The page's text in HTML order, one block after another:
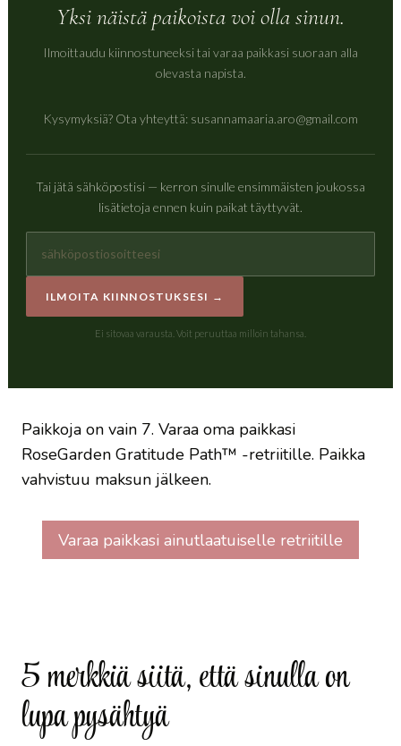
Yksi näistä paikoista voi olla sinun.
Ilmoittaudu kiinnostuneeksi tai varaa paikkasi suoraan alla
olevasta napista.
Kysymyksiä? Ota yhteyttä: susannamaaria.aro@gmail.com
Tai jätä sähköpostisi — kerron sinulle ensimmäisten joukossa
lisätietoja ennen kuin paikat täyttyvät.
ILMOITA KIINNOSTUKSESI →
Ei sitovaa varausta. Voit peruuttaa milloin tahansa.
Paikkoja on vain 7. Varaa oma paikkasi
RoseGarden Gratitude Path™ -retriitille. Paikka
vahvistuu maksun jälkeen.
Varaa paikkasi ainutlaatuiselle retriitille
5 merkkiä siitä, että sinulla on
lupa pysähtyä